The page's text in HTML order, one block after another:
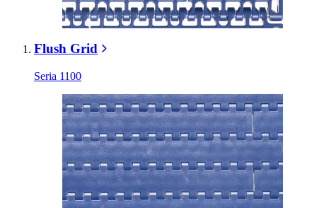
Flush Grid
Seria 1100